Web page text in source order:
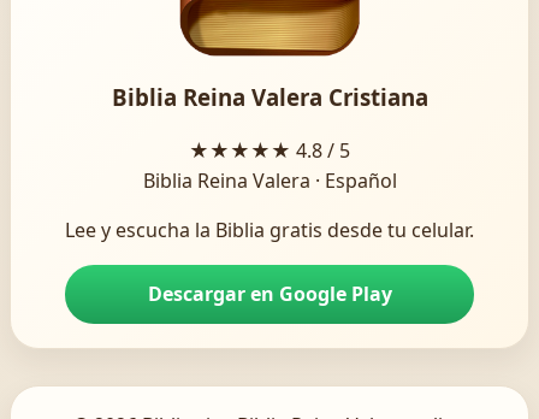
Biblia Reina Valera Cristiana
★★★★★ 4.8 / 5
Biblia Reina Valera · Español
Lee y escucha la Biblia gratis desde tu celular.
Descargar en Google Play